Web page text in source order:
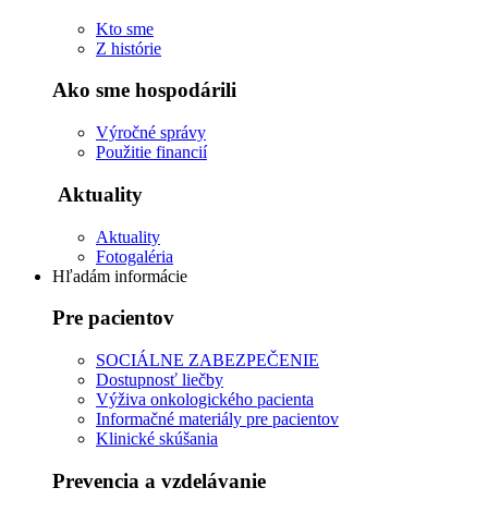
Kto sme
Z histórie
Ako sme hospodárili
Výročné správy
Použitie financií
Aktuality
Aktuality
Fotogaléria
Hľadám informácie
Pre pacientov
SOCIÁLNE ZABEZPEČENIE
Dostupnosť liečby
Výživa onkologického pacienta
Informačné materiály pre pacientov
Klinické skúšania
Prevencia a vzdelávanie